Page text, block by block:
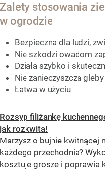
Zalety stosowania
w ogrodzie
Bezpieczna dla ludzi,
Nie szkodzi owadom
Działa szybko i
Nie zanieczyszcza gleby
Łatwa w użyciu
Rozsyp filiżankę
jak rozkwita!
Marzysz o bujnie kwitnącej
każdego przechodnia?
kosztuje grosze i poprawia